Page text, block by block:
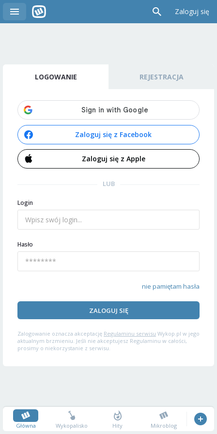
Zaloguj się
LOGOWANIE REJESTRACJA
Zaloguj się z Facebook
Zaloguj się z Apple
LUB
Login
Hasło
nie pamiętam hasła
ZALOGUJ SIĘ
Zalogowanie oznacza akceptację Regulaminu serwisu Wykop.pl w jego
aktualnym brzmieniu. Jeśli nie akceptujesz Regulaminu w całości,
prosimy o niekorzystanie z serwisu.
Główna Wykopalisko Hity Mikroblog